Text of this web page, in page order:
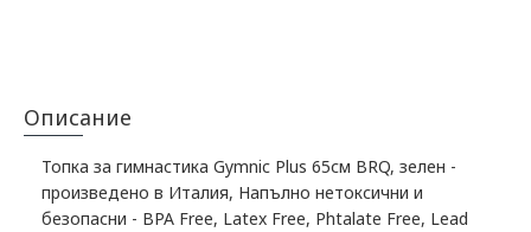
Описание
Топка за гимнастика Gymnic Plus 65см BRQ, зелен -
произведено в Италия, Напълно нетоксични и
безопасни - BPA Free, Latex Free, Phtalate Free, Lead